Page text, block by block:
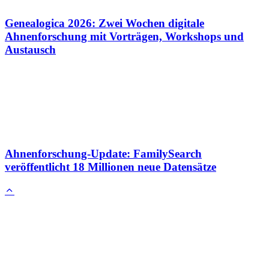
Genealogica 2026: Zwei Wochen digitale
Ahnenforschung mit Vorträgen, Workshops und
Austausch
Ahnenforschung-Update: FamilySearch
veröffentlicht 18 Millionen neue Datensätze